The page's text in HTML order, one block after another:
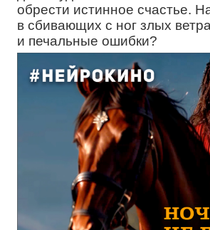
обрести истинное счастье.
в сбивающих с ног злых
и печальные ошибки?